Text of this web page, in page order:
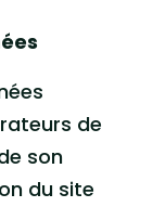
de
son
du site